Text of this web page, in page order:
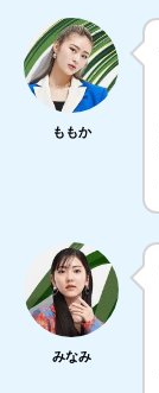
ももか
みなみ